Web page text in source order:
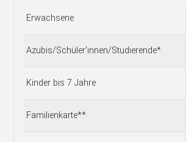
Erwachsene
Azubis/Schüler'innen/Studierende*
Kinder bis 7 Jahre
Familienkarte**